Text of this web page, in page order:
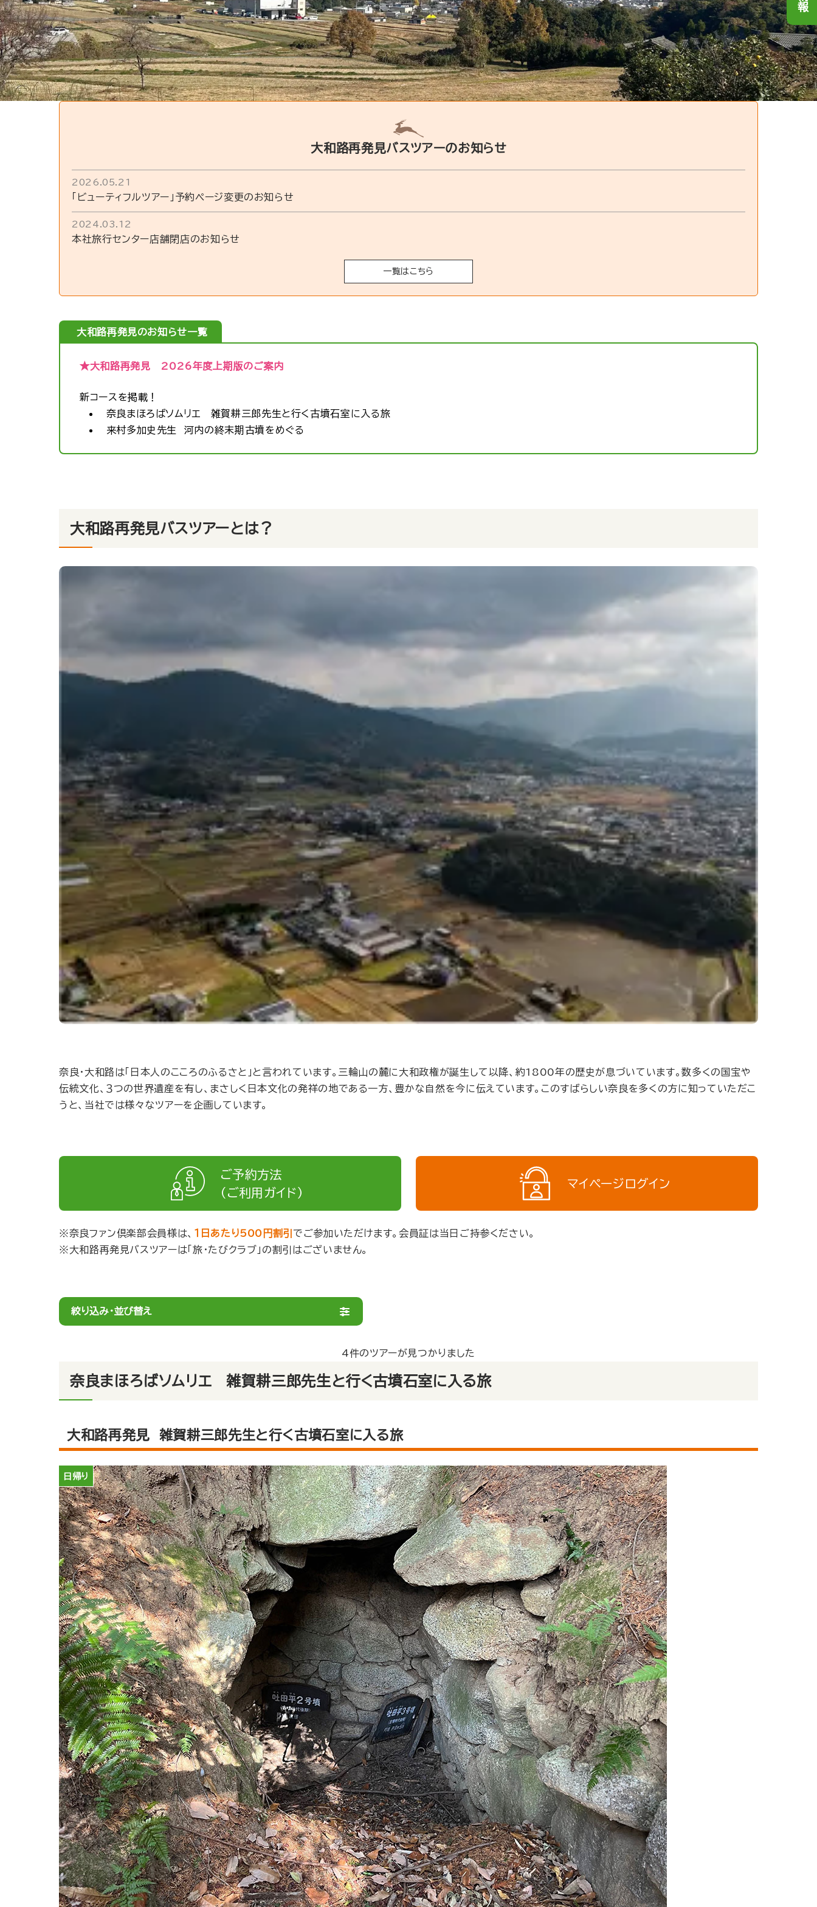
大和路再発見バスツアーのお知らせ
2026.05.21
「ビューティフルツアー」予約ページ変更のお知らせ
2024.03.12
本社旅行センター店舗閉店のお知らせ
一覧はこちら
大和路再発見のお知らせ一覧
★大和路再発見 2026年度上期版のご案内
新コースを掲載！
奈良まほろばソムリエ 雑賀耕三郎先生と行く古墳石室に入る旅
来村多加史先生 河内の終末期古墳をめぐる
大和路再発見バスツアーとは？
奈良・大和路は「日本人のこころのふるさと」と言われています。三輪山の麓に大和政権が誕生して以降、約1800年の歴史が息づいています。数多くの国宝や
伝統文化、３つの世界遺産を有し、まさしく日本文化の発祥の地である一方、豊かな自然を今に伝えています。このすばらしい奈良を多くの方に知っていただこ
うと、当社では様々なツアーを企画しています。
ご予約方法
（ご利用ガイド）
マイページログイン
奈良ファン倶楽部会員様は、 １日あたり500円割引 でご参加いただけます。会員証は当日ご持参ください。
大和路再発見バスツアーは「旅・たびクラブ」の割引はございません。
絞り込み・並び替え
4件のツアーが見つかりました
奈良まほろばソムリエ 雑賀耕三郎先生と行く古墳石室に入る旅
大和路再発見 雑賀耕三郎先生と行く古墳石室に入る旅
日帰り